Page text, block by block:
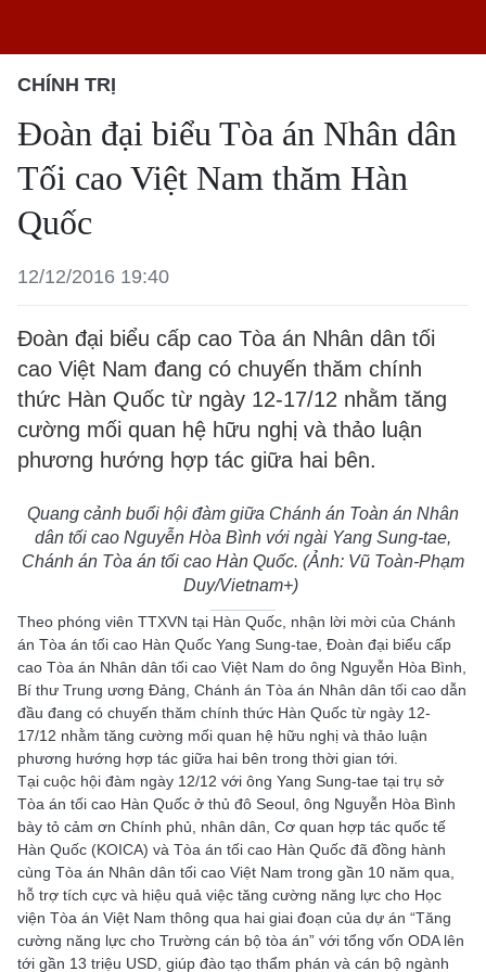
CHÍNH TRỊ
Đoàn đại biểu Tòa án Nhân dân
Tối cao Việt Nam thăm Hàn
Quốc
12/12/2016 19:40
Đoàn đại biểu cấp cao Tòa án Nhân dân tối
cao Việt Nam đang có chuyến thăm chính
thức Hàn Quốc từ ngày 12-17/12 nhằm tăng
cường mối quan hệ hữu nghị và thảo luận
phương hướng hợp tác giữa hai bên.
Quang cảnh buổi hội đàm giữa Chánh án Toàn án Nhân
dân tối cao Nguyễn Hòa Bình với ngài Yang Sung-tae,
Chánh án Tòa án tối cao Hàn Quốc. (Ảnh: Vũ Toàn-Phạm
Duy/Vietnam+)
Theo phóng viên TTXVN tại Hàn Quốc, nhận lời mời của Chánh
án Tòa án tối cao Hàn Quốc Yang Sung-tae, Đoàn đại biểu cấp
cao Tòa án Nhân dân tối cao Việt Nam do ông Nguyễn Hòa Bình,
Bí thư Trung ương Đảng, Chánh án Tòa án Nhân dân tối cao dẫn
đầu đang có chuyến thăm chính thức Hàn Quốc từ ngày 12-
17/12 nhằm tăng cường mối quan hệ hữu nghị và thảo luận
phương hướng hợp tác giữa hai bên trong thời gian tới.
Tại cuộc hội đàm ngày 12/12 với ông Yang Sung-tae tại trụ sở
Tòa án tối cao Hàn Quốc ở thủ đô Seoul, ông Nguyễn Hòa Bình
bày tỏ cảm ơn Chính phủ, nhân dân, Cơ quan hợp tác quốc tế
Hàn Quốc (KOICA) và Tòa án tối cao Hàn Quốc đã đồng hành
cùng Tòa án Nhân dân tối cao Việt Nam trong gần 10 năm qua,
hỗ trợ tích cực và hiệu quả việc tăng cường năng lực cho Học
viện Tòa án Việt Nam thông qua hai giai đoạn của dự án “Tăng
cường năng lực cho Trường cán bộ tòa án” với tổng vốn ODA lên
tới gần 13 triệu USD, giúp đào tạo thẩm phán và cán bộ ngành